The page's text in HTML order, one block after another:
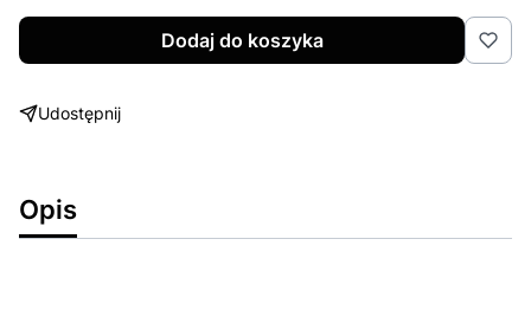
Dodaj do koszyka
Udostępnij
Opis